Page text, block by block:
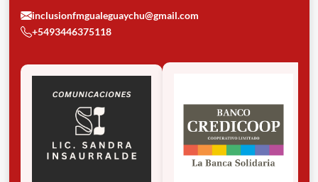
inclusionfmgualeguaychu@gmail.com
+5493446375118